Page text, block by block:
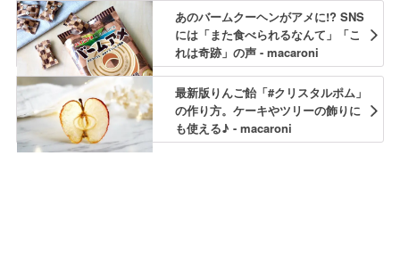
あのバームクーヘンがアメに!? SNS
には「また食べられるなんて」「こ
れは奇跡」の声 - macaroni
最新版りんご飴「#クリスタルポム」
の作り方。ケーキやツリーの飾りに
も使える♪ - macaroni